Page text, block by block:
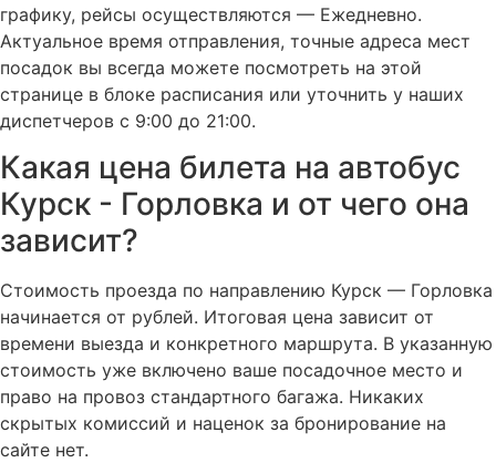
графику, рейсы осуществляются — Ежедневно.
Актуальное время отправления, точные адреса мест
посадок вы всегда можете посмотреть на этой
странице в блоке расписания или уточнить у наших
диспетчеров с 9:00 до 21:00.
Какая цена билета на автобус
Курск - Горловка и от чего она
зависит?
Стоимость проезда по направлению Курск — Горловка
начинается от рублей. Итоговая цена зависит от
времени выезда и конкретного маршрута. В указанную
стоимость уже включено ваше посадочное место и
право на провоз стандартного багажа. Никаких
скрытых комиссий и наценок за бронирование на
сайте нет.